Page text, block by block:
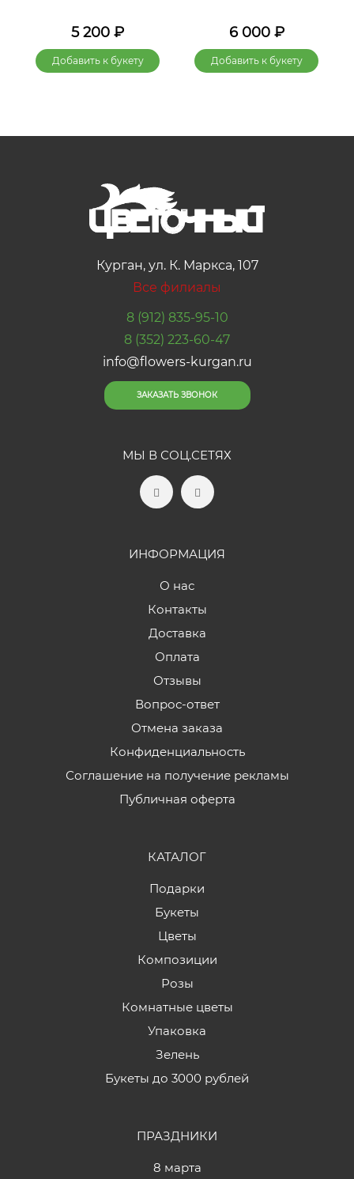
5 200 ₽
Добавить к букету
6 000₽
Добавить к букету
Курган, ул. К. Маркса, 107
Все филиалы
8 (912) 835-95-10
8 (352) 223-60-47
info@flowers-kurgan.ru
ЗАКАЗАТЬ ЗВОНОК
МЫ В СОЦ.СЕТЯХ
ИНФОРМАЦИЯ
О нас
Контакты
Доставка
Оплата
Отзывы
Вопрос-ответ
Отмена заказа
Конфиденциальность
Соглашение на получение рекламы
Публичная оферта
КАТАЛОГ
Подарки
Букеты
Цветы
Композиции
Розы
Комнатные цветы
Упаковка
Зелень
Букеты до 3000 рублей
ПРАЗДНИКИ
8 марта